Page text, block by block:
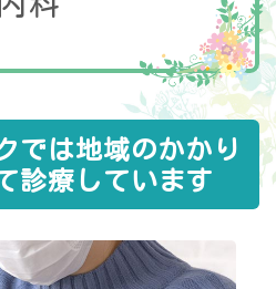
では地域のかかり
診療しています